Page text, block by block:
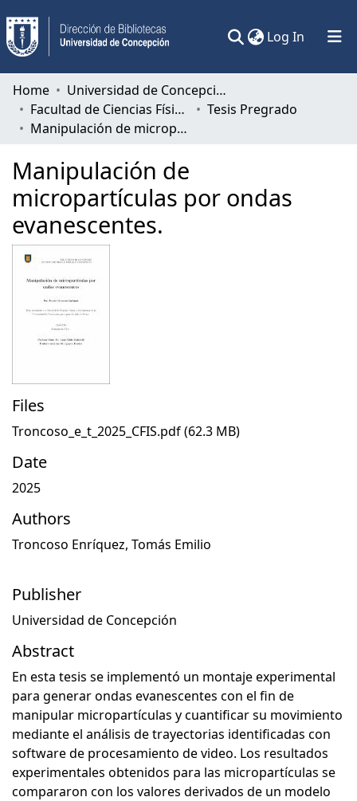
Log In (current)
Communities & Collections
All of DSpace
Home
Universidad de Concepción
Facultad de Ciencias Físicas y Matemáticas
Tesis Pregrado
Manipulación de micropartículas por ondas evanescentes.
Manipulación de
micropartículas por ondas
evanescentes.
Files
Troncoso_e_t_2025_CFIS.pdf(62.3 MB)
Date
2025
Authors
Troncoso Enríquez, Tomás Emilio
Publisher
Universidad de Concepción
Abstract
En esta tesis se implementó un montaje experimental
para generar ondas evanescentes con el fin de
manipular micropartículas y cuantificar su movimiento
mediante el análisis de trayectorias identificadas con
software de procesamiento de video. Los resultados
experimentales obtenidos para las micropartículas se
compararon con los valores derivados de un modelo